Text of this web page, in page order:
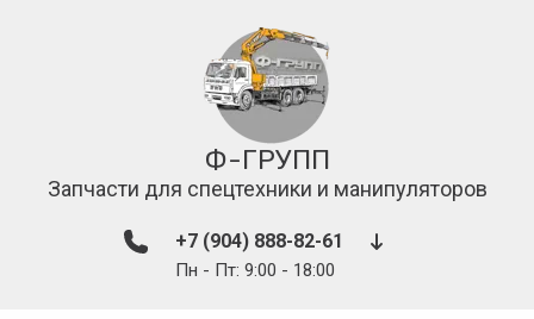
Ф-ГРУПП
Запчасти для спецтехники и манипуляторов
+7 (904) 888-82-61
Пн - Пт: 9:00 - 18:00